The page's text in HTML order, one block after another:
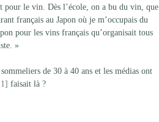
pour le vin. Dès l’école, on a bu du vin, que
français au Japon où je m’occupais du
pour les vins français qu’organisait tous
»
de 30 à 40 ans et les médias ont
faisait là ?